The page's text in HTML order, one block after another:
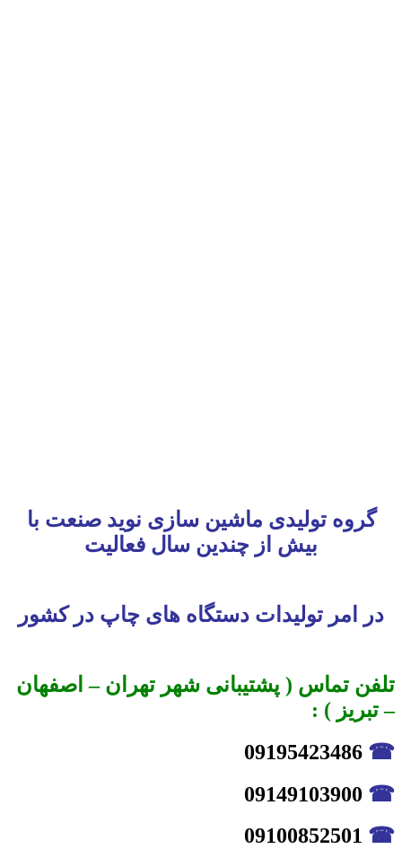
گروه تولیدی ماشین سازی نوید صنعت با
بیش از چندین سال فعالیت
در امر تولیدات دستگاه های چاپ در کشور
تلفن تماس ( پشتیبانی شهر تهران – اصفهان
– تبریز ) :
☎
☎
☎